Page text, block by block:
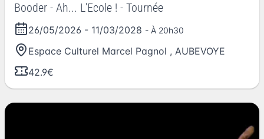
Booder - Ah... L'Ecole ! - Tournée
26/05/2026 - 11/03/2028 - À 20h30
Espace Culturel Marcel Pagnol , AUBEVOYE
42.9€